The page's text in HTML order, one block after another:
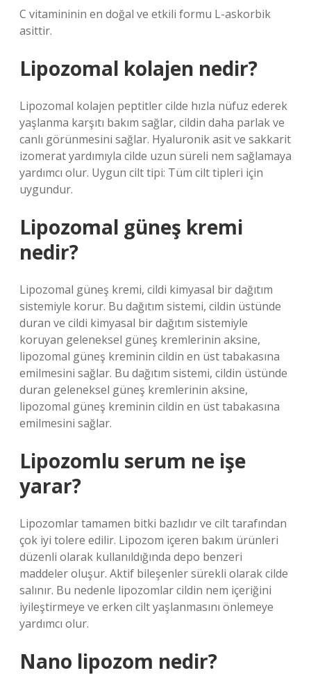
C vitamininin en doğal ve etkili formu L-askorbik
asittir.
Lipozomal kolajen nedir?
Lipozomal kolajen peptitler cilde hızla nüfuz ederek
yaşlanma karşıtı bakım sağlar, cildin daha parlak ve
canlı görünmesini sağlar. Hyaluronik asit ve sakkarit
izomerat yardımıyla cilde uzun süreli nem sağlamaya
yardımcı olur. Uygun cilt tipi: Tüm cilt tipleri için
uygundur.
Lipozomal güneş kremi
nedir?
Lipozomal güneş kremi, cildi kimyasal bir dağıtım
sistemiyle korur. Bu dağıtım sistemi, cildin üstünde
duran ve cildi kimyasal bir dağıtım sistemiyle
koruyan geleneksel güneş kremlerinin aksine,
lipozomal güneş kreminin cildin en üst tabakasına
emilmesini sağlar. Bu dağıtım sistemi, cildin üstünde
duran geleneksel güneş kremlerinin aksine,
lipozomal güneş kreminin cildin en üst tabakasına
emilmesini sağlar.
Lipozomlu serum ne işe
yarar?
Lipozomlar tamamen bitki bazlıdır ve cilt tarafından
çok iyi tolere edilir. Lipozom içeren bakım ürünleri
düzenli olarak kullanıldığında depo benzeri
maddeler oluşur. Aktif bileşenler sürekli olarak cilde
salınır. Bu nedenle lipozomlar cildin nem içeriğini
iyileştirmeye ve erken cilt yaşlanmasını önlemeye
yardımcı olur.
Nano lipozom nedir?